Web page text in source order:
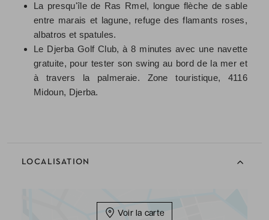
La presqu'île de Ras Rmel, longue flèche de sable
entre marais et lagune, refuge des flamants roses,
albatros et spatules.
Le Djerba Golf Club, à 8 minutes avec une navette
gratuite, pour tester son swing au bord de la mer et
à travers la palmeraie. Zone touristique, 4116
Midoun, Djerba.
LOCALISATION
Voir la carte